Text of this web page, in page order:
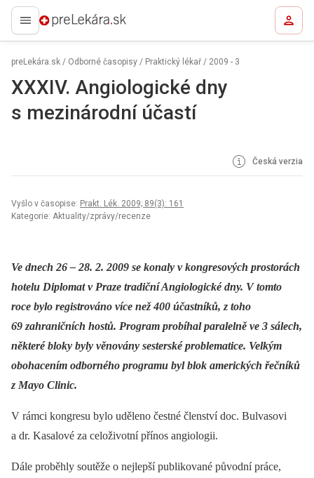
preLekára.sk
preLekára.sk / Odborné časopisy / Praktický lékař / 2009 - 3
XXXIV. Angiologické dny
s mezinárodní účastí
Česká verzia
Vyšlo v časopise: Prakt. Lék. 2009; 89(3): 161
Kategorie: Aktuality/zprávy/recenze
Ve dnech 26 –⁠ 28. 2. 2009 se konaly v kongresových prostorách
hotelu Diplomat v Praze tradiční Angiologické dny. V tomto
roce bylo registrováno více než 400 účastníků, z toho
69 zahraničních hostů. Program probíhal paralelně ve 3 sálech,
některé bloky byly věnovány sesterské problematice. Velkým
obohacením odborného programu byl blok amerických řečníků
z Mayo Clinic.
V rámci kongresu bylo uděleno čestné členství doc. Bulvasovi
a dr. Kasalové za celoživotní přínos angiologii.
Dále proběhly soutěže o nejlepší publikované původní práce,